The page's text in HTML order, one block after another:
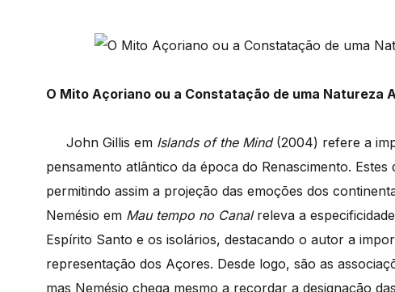
O Mito Açoriano ou a Constatação de uma Natureza
John Gillis em Islands of the Mind(2004) refere a
pensamento atlântico da época do Renascimento.
permitindo assim a projeção das emoções dos
Nemésio em Mau tempo no Canalreleva a
Espírito Santo e os isolários, destacando o autor a
representação dos Açores. Desde logo, são as
mas Nemésio chega mesmo a recordar a designação